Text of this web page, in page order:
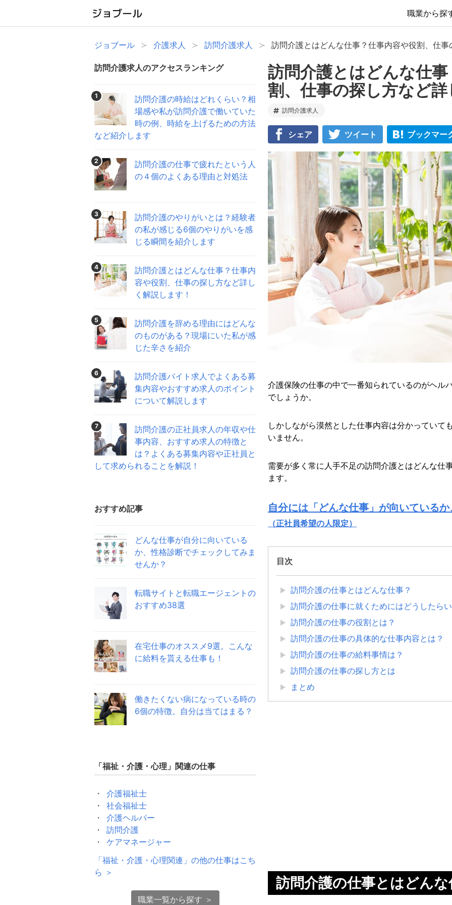
職業から探
ジョブール 介護求人 訪問介護求人 訪問介護とはどんな仕事？仕事内容や役割、仕
訪問介護求人のアクセスランキング
1
訪問介護の時給はどれくらい？相
場感や私が訪問介護で働いていた
時の例、時給を上げるための方法
など紹介します
2
訪問介護の仕事で疲れたという人
の４個のよくある理由と対処法
3
訪問介護のやりがいとは？経験者
の私が感じる6個のやりがいを感
じる瞬間を紹介します
4
訪問介護とはどんな仕事？仕事内
容や役割、仕事の探し方など詳し
く解説します！
5
訪問介護を辞める理由にはどんな
のものがある？現場にいた私が感
じた辛さを紹介
6
訪問介護バイト求人でよくある募
集内容やおすすめ求人のポイント
について解説します
7
訪問介護の正社員求人の年収や仕
事内容、おすすめ求人の特徴と
は？よくある募集内容や正社員と
して求められることを解説！
おすすめ記事
どんな仕事が自分に向いている
か、性格診断でチェックしてみま
せんか？
転職サイトと転職エージェントの
おすすめ38選
在宅仕事のオススメ9選。こんな
に給料を貰える仕事も！
働きたくない病になっている時の
6個の特徴。自分は当てはまる？
「福祉・介護・心理 」関連の仕事
介護福祉士
社会福祉士
介護ヘルパー
訪問介護
ケアマネージャー
「福祉・介護・心理関連 」の他の仕事はこち
ら ＞
職業一覧から探す ＞
訪問介護とはどんな仕
割、仕事の探し方など
訪問介護求人
シェア ツイート ブックマー
介護保険の仕事の中で一番知られているのがヘル
でしょうか。
しかしながら漠然とした仕事内容は分かっていて
いません。
需要が多く常に人手不足の訪問介護とはどんな仕
ます。
自分には「どんな仕事」が向いている
（正社員希望の人限定）
目次
訪問介護の仕事とはどんな仕事？
訪問介護の仕事に就くためにはどうしたら
訪問介護の仕事の役割とは？
訪問介護の仕事の具体的な仕事内容とは？
訪問介護の仕事の給料事情は？
訪問介護の仕事の探し方とは
まとめ
訪問介護の仕事とはどんな